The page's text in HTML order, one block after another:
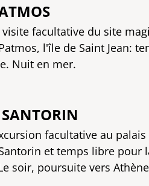
facultative du site
l'île de Saint Jean:
Nuit en mer.
facultative au palais
et temps libre pour
soir, poursuite vers